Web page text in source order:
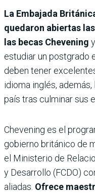
La Embajada
quedaron abiertas
las becas Chevening
estudiar un postgrado
deben tener
idioma inglés,
país tras culminar sus
Chevening es el
gobierno británico de
el Ministerio de
y Desarrollo (FCDO)
aliadas. Ofrece